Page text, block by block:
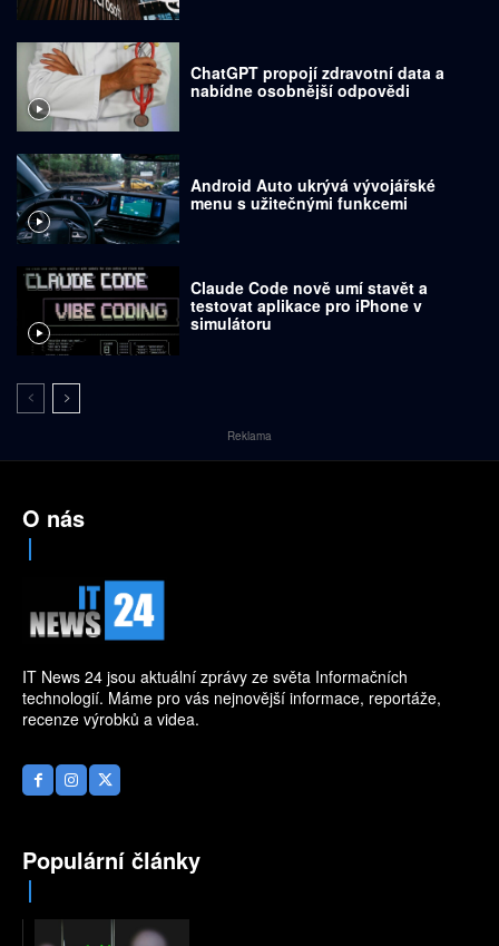
ChatGPT propojí zdravotní data a
nabídne osobnější odpovědi
Android Auto ukrývá vývojářské
menu s užitečnými funkcemi
Claude Code nově umí stavět a
testovat aplikace pro iPhone v
simulátoru
Reklama
O nás
IT News 24 jsou aktuální zprávy ze světa Informačních
technologií. Máme pro vás nejnovější informace, reportáže,
recenze výrobků a videa.
Populární články